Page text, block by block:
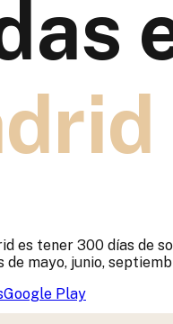
es tener 300 días de
de mayo, junio,
Google Play